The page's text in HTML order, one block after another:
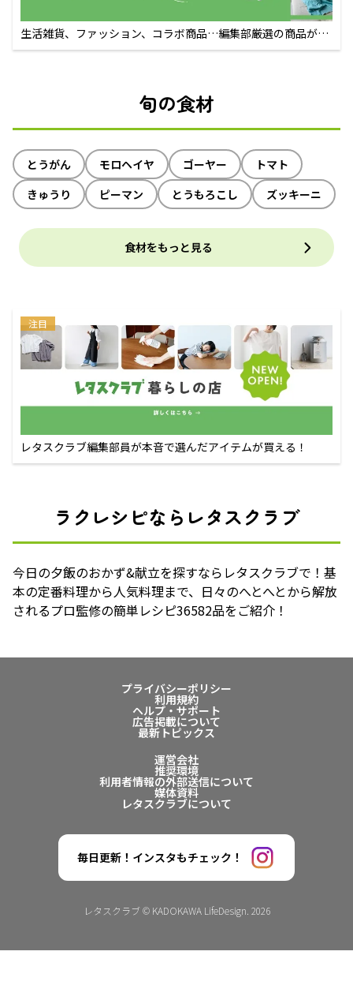
生活雑貨、ファッション、コラボ商品…編集部厳選の商品が買
えるECサイト
旬の食材
とうがん モロヘイヤ ゴーヤー
トマト
きゅうり
ピーマン とうもろこし ズッキーニ
食材をもっと見る
注目
レタスクラブ編集部員が本音で選んだアイテムが買える！
ラクレシピならレタスクラブ
今日の夕飯のおかず&献立を探すならレタスクラブで！基
本の定番料理から人気料理まで、日々のへとへとから解放
されるプロ監修の簡単レシピ36582品をご紹介！
プライバシーポリシー
利用規約
ヘルプ・サポート
広告掲載について
最新トピックス
運営会社
推奨環境
利用者情報の外部送信について
媒体資料
レタスクラブについて
毎日更新！インスタもチェック！
レタスクラブ © KADOKAWA LifeDesign. 2026